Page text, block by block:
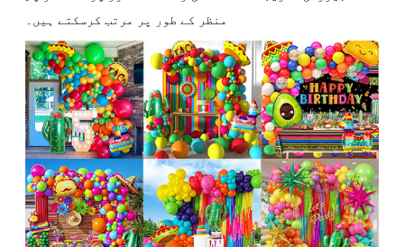
منظر کے طور پر مرتب کرسکتے ہیں۔